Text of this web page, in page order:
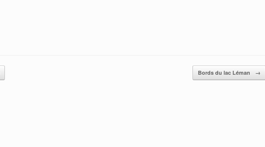
Bords du lac Léman →